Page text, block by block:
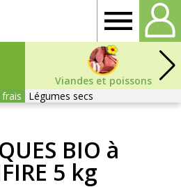
Viandes et poissons
Légumes secs
BIO à
5 kg